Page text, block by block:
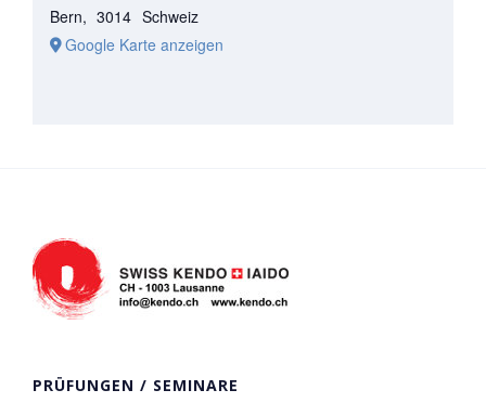
Bern, 3014 Schweiz
Google Karte anzeigen
PRÜFUNGEN / SEMINARE